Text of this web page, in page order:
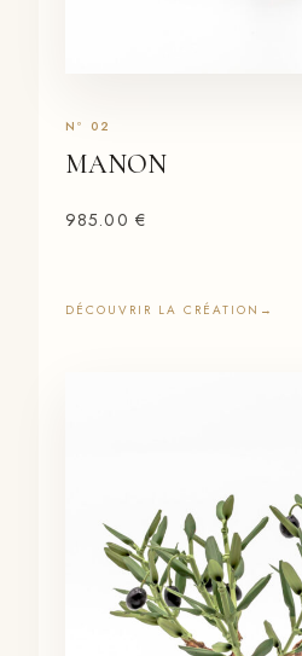
MANON
985.00 €
DÉCOUVRIR LA CRÉATION →